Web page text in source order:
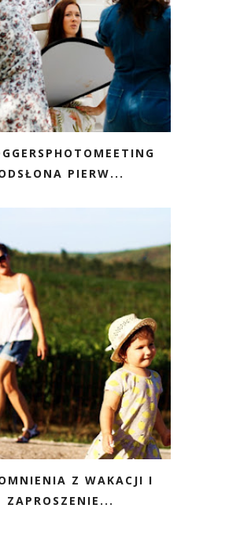
PIERW...
Z WAKACJI I
ZAPROSZENIE...